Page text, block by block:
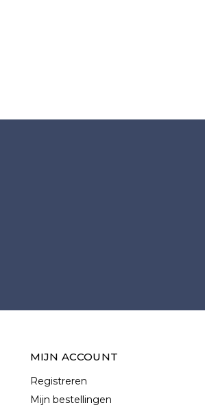
MIJN ACCOUNT
Registreren
Mijn bestellingen